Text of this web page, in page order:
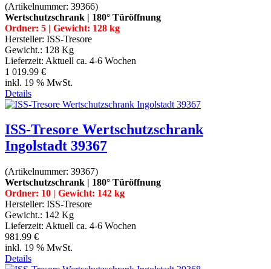
(Artikelnummer: 39366)
Wertschutzschrank | 180° Türöffnung
Ordner: 5 | Gewicht: 128 kg
Hersteller: ISS-Tresore
Gewicht.: 128 Kg
Lieferzeit: Aktuell ca. 4-6 Wochen
1 019.99 €
inkl. 19 % MwSt.
Details
ISS-Tresore Wertschutzschrank
Ingolstadt 39367
(Artikelnummer: 39367)
Wertschutzschrank | 180° Türöffnung
Ordner: 10 | Gewicht: 142 kg
Hersteller: ISS-Tresore
Gewicht.: 142 Kg
Lieferzeit: Aktuell ca. 4-6 Wochen
981.99 €
inkl. 19 % MwSt.
Details